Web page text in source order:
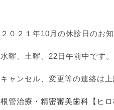
２０２１年10月の休診日のお
水曜、土曜、22日午前中です。
キャンセル、変更等の連絡は
根管治療・精密審美歯科【ヒ